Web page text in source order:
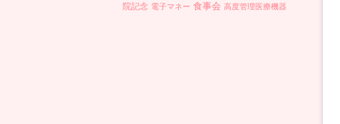
院記念 電子マネー 食事会 高度管理医療機器